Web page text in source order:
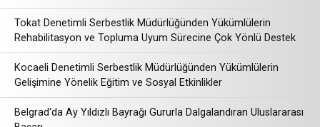
Tokat Denetimli Serbestlik Müdürlüğünden Yükümlülerin
Rehabilitasyon ve Topluma Uyum Sürecine Çok Yönlü Destek
Kocaeli Denetimli Serbestlik Müdürlüğünden Yükümlülerin
Gelişimine Yönelik Eğitim ve Sosyal Etkinlikler
Belgrad'da Ay Yıldızlı Bayrağı Gururla Dalgalandıran Uluslararası